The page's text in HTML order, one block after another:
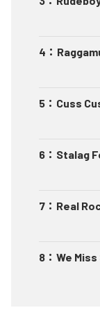
4 ：
5 ： Cuss
6 ： Stalag
7 ： Real
8 ： We Miss